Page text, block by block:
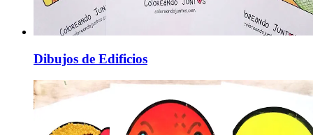
Dibujos de Edificios